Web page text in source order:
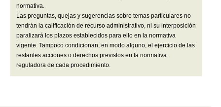
normativa.
Las preguntas, quejas y sugerencias sobre temas particulares no
tendrán la calificación de recurso administrativo, ni su interposición
paralizará los plazos establecidos para ello en la normativa
vigente. Tampoco condicionan, en modo alguno, el ejercicio de las
restantes acciones o derechos previstos en la normativa
reguladora de cada procedimiento.